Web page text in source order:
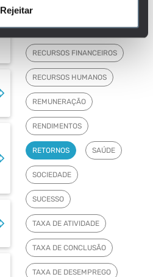
Rejeitar
PROFESSOR
RECURSOS FINANCEIROS
RECURSOS HUMANOS
REMUNERAÇÃO
RENDIMENTOS
RETORNOS SAÚDE
SOCIEDADE
SUCESSO
TAXA DE ATIVIDADE
TAXA DE CONCLUSÃO
TAXA DE DESEMPREGO